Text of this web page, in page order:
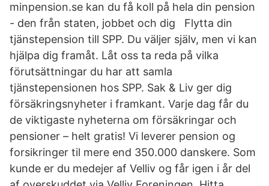
minpension.se kan du få koll på hela din pension
- den från staten, jobbet och dig Flytta din
tjänstepension till SPP. Du väljer själv, men vi kan
hjälpa dig framåt. Låt oss ta reda på vilka
förutsättningar du har att samla
tjänstepensionen hos SPP. Sak & Liv ger dig
försäkringsnyheter i framkant. Varje dag får du
de viktigaste nyheterna om försäkringar och
pensioner – helt gratis! Vi leverer pension og
forsikringer til mere end 350.000 danskere. Som
kunde er du medejer af Velliv og får igen i år del